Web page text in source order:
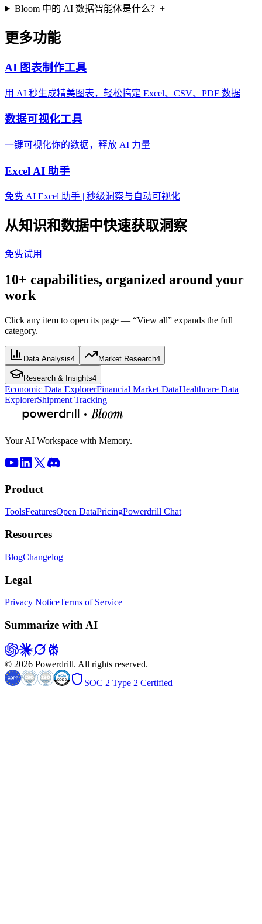
Bloom 中的 AI 数据智能体是什么？ +
更多功能
AI 图表制作工具
用 AI 秒生成精美图表，轻松搞定 Excel、CSV、PDF 数据
数据可视化工具
一键可视化你的数据，释放 AI 力量
Excel AI 助手
免费 AI Excel 助手 | 秒级洞察与自动可视化
从知识和数据中快速获取洞察
免费试用
10+ capabilities, organized around your
work
Click any item to open its page — “View all” expands the full
category.
Data Analysis4 Market Research4
Research & Insights4
Economic Data ExplorerFinancial Market DataHealthcare Data
ExplorerShipment Tracking
Your AI Workspace with Memory.
Product
ToolsFeaturesOpen DataPricingPowerdrill Chat
Resources
BlogChangelog
Legal
Privacy NoticeTerms of Service
Summarize with AI
© 2026 Powerdrill. All rights reserved.
SOC 2 Type 2 Certified